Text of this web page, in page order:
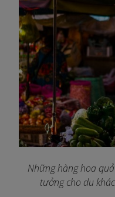
Những hàng hoa
tưởng cho du